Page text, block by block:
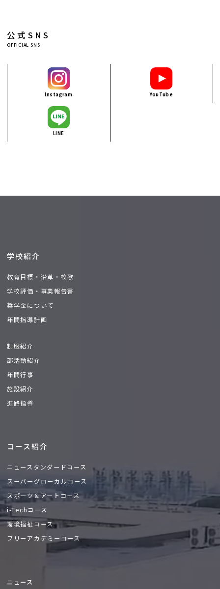
公式SNS
OFFICIAL SNS
Instagram YouTube
LINE
学校紹介
教育目標 沿革
校歌
学校評価・事業報告書
奨学金について
年間指導計画
制服紹介
部活動紹介
年間行事
施設紹介
進路指導
コース紹介
ニュースタンダードコース
スーパーグローカルコース
スポーツ＆アートコース
i-Techコース
環境福祉コース
フリーアカデミーコース
ニュース